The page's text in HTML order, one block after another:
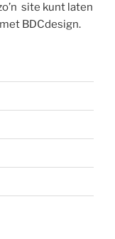
site kunt laten
BDCdesign.